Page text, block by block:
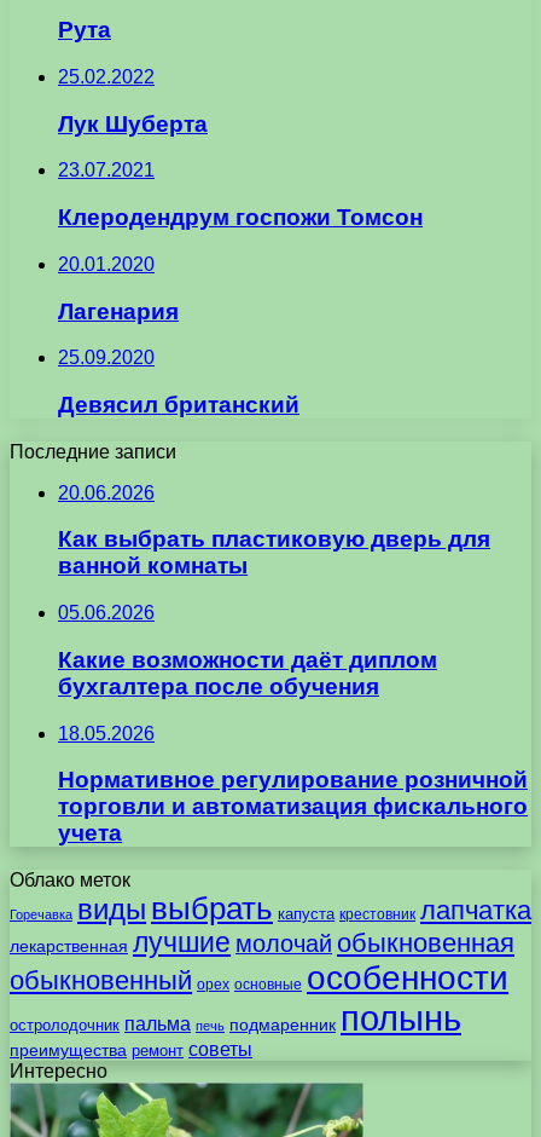
Рута
25.02.2022
Лук Шуберта
23.07.2021
Клеродендрум госпожи Томсон
20.01.2020
Лагенария
25.09.2020
Девясил британский
Последние записи
20.06.2026
Как выбрать пластиковую дверь для
ванной комнаты
05.06.2026
Какие возможности даёт диплом
бухгалтера после обучения
18.05.2026
Нормативное регулирование розничной
торговли и автоматизация фискального
учета
Облако меток
Горечавка виды выбрать капуста крестовник лапчатка
лекарственная лучшие молочай обыкновенная
обыкновенный орех основные особенности
остролодочник пальма печь подмаренник полынь
преимущества ремонт советы
Интересно